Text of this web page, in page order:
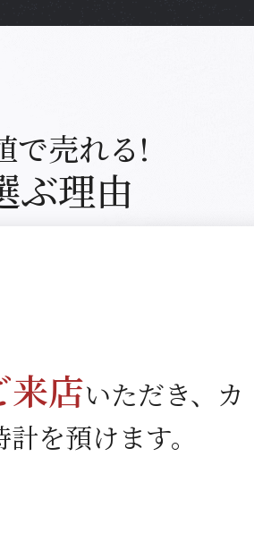
で売れる!
ぶ理由
来店いただき、カ
を預けます。